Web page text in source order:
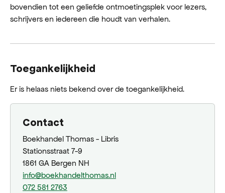
bovendien tot een geliefde ontmoetingsplek voor lezers,
schrijvers en iedereen die houdt van verhalen.
Toegankelijkheid
Er is helaas niets bekend over de toegankelijkheid.
Contact
Boekhandel Thomas - Libris
Stationsstraat 7-9
1861 GA Bergen NH
info@boekhandelthomas.nl
072 581 2763